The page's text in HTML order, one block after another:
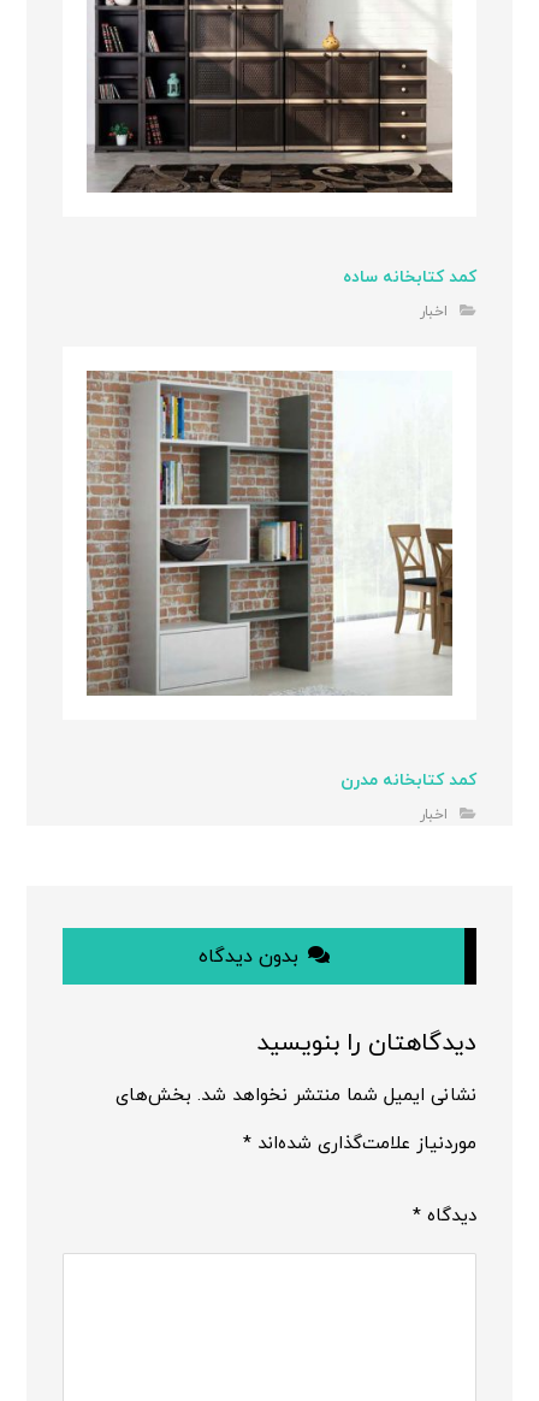
کمد کتابخانه ساده
اخبار
کمد کتابخانه مدرن
اخبار
بدون دیدگاه
دیدگاهتان را بنویسید
نشانی ایمیل شما منتشر نخواهد شد. بخش‌های
موردنیاز علامت‌گذاری شده‌اند*
دیدگاه*